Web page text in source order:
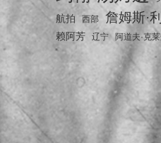
航拍 西部 詹姆斯·
赖阿芳 辽宁 阿道夫·克